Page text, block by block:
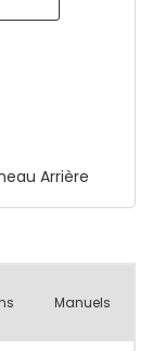
Arrière
Manuels